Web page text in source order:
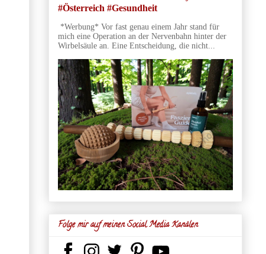
#Österreich #Gesundheit
*Werbung* Vor fast genau einem Jahr stand für
mich eine Operation an der Nervenbahn hinter der
Wirbelsäule an. Eine Entscheidung, die nicht...
Folge mir auf meinen Social Media Kanälen